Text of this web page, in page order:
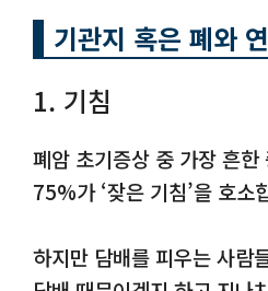
기관지 혹은 폐와
1. 기침
폐암 초기증상 중 가장 흔한
75%가 ‘잦은 기침’을 호소
하지만 담배를 피우는 사람